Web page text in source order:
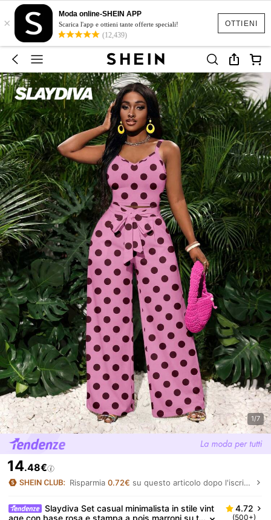
OTTIENI
×
Moda online-SHEIN APP
Scarica l'app e ottieni tante offerte speciali!
(12,439)
1/7
14.48€
Risparmia0.72€ su questo articolo dopo l'iscrizione.
Slaydiva Set casual minimalista in stile vint
age con base rosa e stampa a pois marroni su t
4.72
(500+)